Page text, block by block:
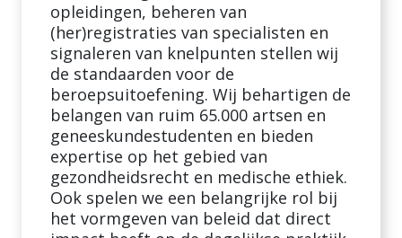
opleidingen, beheren van
(her)registraties van specialisten en
signaleren van knelpunten stellen wij
de standaarden voor de
beroepsuitoefening. Wij behartigen de
belangen van ruim 65.000 artsen en
geneeskundestudenten en bieden
expertise op het gebied van
gezondheidsrecht en medische ethiek.
Ook spelen we een belangrijke rol bij
het vormgeven van beleid dat direct